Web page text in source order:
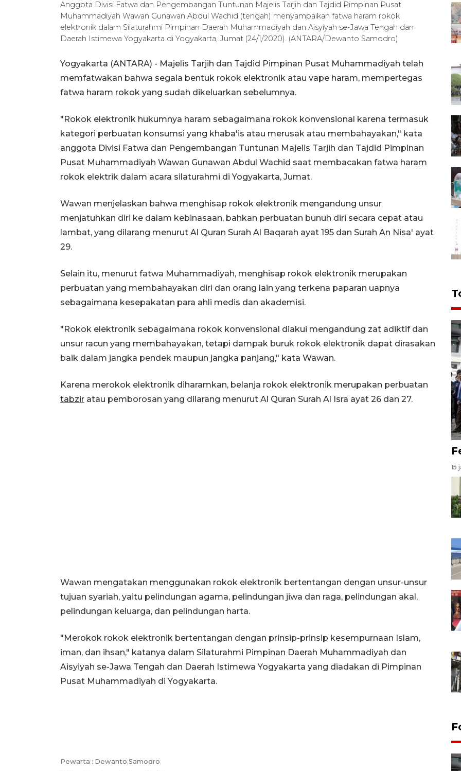
Anggota Divisi Fatwa dan Pengembangan Tuntunan Majelis Tarjih dan Tajdid Pimpinan Pusat
Muhammadiyah Wawan Gunawan Abdul Wachid (tengah) menyampaikan fatwa haram rokok
elektronik dalam Silaturahmi Pimpinan Daerah Muhammadiyah dan Aisyiyah se-Jawa Tengah dan
Daerah Istimewa Yogyakarta di Yogyakarta, Jumat (24/1/2020). (ANTARA/Dewanto Samodro)
Yogyakarta (ANTARA) - Majelis Tarjih dan Tajdid Pimpinan Pusat Muhammadiyah telah
memfatwakan bahwa segala bentuk rokok elektronik atau vape haram, mempertegas
fatwa haram rokok yang sudah dikeluarkan sebelumnya.
"Rokok elektronik hukumnya haram sebagaimana rokok konvensional karena termasuk
kategori perbuatan konsumsi yang khaba'is atau merusak atau membahayakan," kata
anggota Divisi Fatwa dan Pengembangan Tuntunan Majelis Tarjih dan Tajdid Pimpinan
Pusat Muhammadiyah Wawan Gunawan Abdul Wachid saat membacakan fatwa haram
rokok elektrik dalam acara silaturahmi di Yogyakarta, Jumat.
Wawan menjelaskan bahwa menghisap rokok elektronik mengandung unsur
menjatuhkan diri ke dalam kebinasaan, bahkan perbuatan bunuh diri secara cepat atau
lambat, yang dilarang menurut Al Quran Surah Al Baqarah ayat 195 dan Surah An Nisa' ayat
29.
Selain itu, menurut fatwa Muhammadiyah, menghisap rokok elektronik merupakan
perbuatan yang membahayakan diri dan orang lain yang terkena paparan uapnya
sebagaimana kesepakatan para ahli medis dan akademisi.
"Rokok elektronik sebagaimana rokok konvensional diakui mengandung zat adiktif dan
unsur racun yang membahayakan, tetapi dampak buruk rokok elektronik dapat dirasakan
baik dalam jangka pendek maupun jangka panjang," kata Wawan.
Karena merokok elektronik diharamkan, belanja rokok elektronik merupakan perbuatan
tabzir atau pemborosan yang dilarang menurut Al Quran Surah Al Isra ayat 26 dan 27.
Wawan mengatakan menggunakan rokok elektronik bertentangan dengan unsur-unsur
tujuan syariah, yaitu pelindungan agama, pelindungan jiwa dan raga, pelindungan akal,
pelindungan keluarga, dan pelindungan harta.
"Merokok rokok elektronik bertentangan dengan prinsip-prinsip kesempurnaan Islam,
iman, dan ihsan," katanya dalam Silaturahmi Pimpinan Daerah Muhammadiyah dan
Aisyiyah se-Jawa Tengah dan Daerah Istimewa Yogyakarta yang diadakan di Pimpinan
Pusat Muhammadiyah di Yogyakarta.
Pewarta : Dewanto Samodro
15